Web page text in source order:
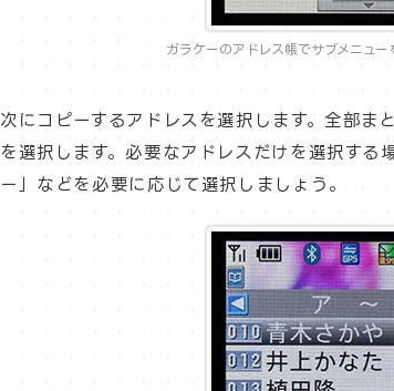
ガラケーのアドレス帳でサブメニュ
次にコピーするアドレスを選択します。全部ま
を選択します。必要なアドレスだけを選択する
ー」などを必要に応じて選択しましょう。